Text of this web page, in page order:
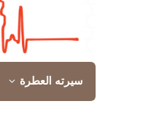
سيرته العطرة